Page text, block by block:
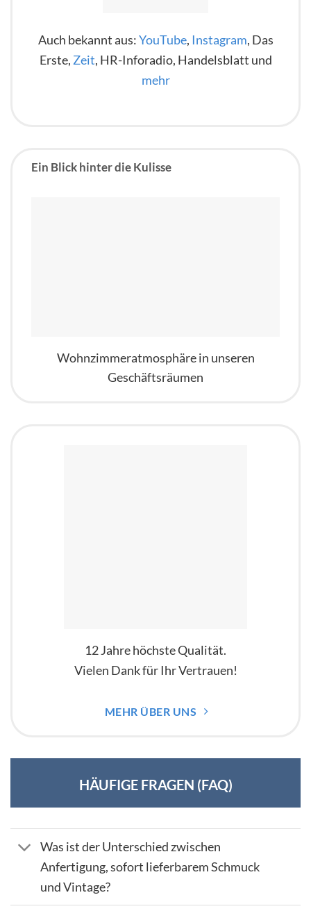
Auch bekannt aus:YouTube, Instagram, Das
Erste, Zeit, HR-Inforadio, Handelsblatt und
mehr
Ein Blick hinter die Kulisse
Wohnzimmeratmosphäre in unseren
Geschäftsräumen
12 Jahre höchste Qualität.
Vielen Dank für Ihr Vertrauen!
MEHR ÜBER UNS
HÄUFIGE FRAGEN (FAQ)
Was ist der Unterschied zwischen
Anfertigung, sofort lieferbarem Schmuck
und Vintage?